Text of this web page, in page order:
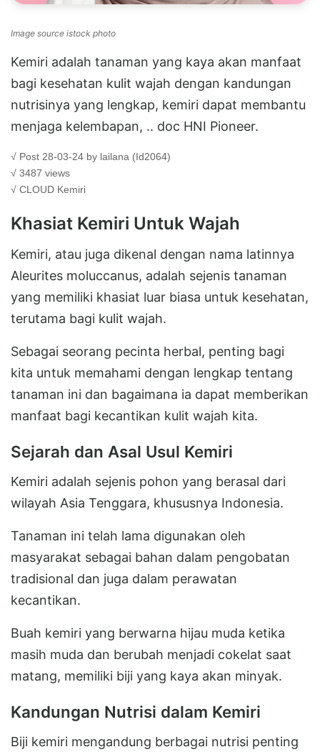
Image source istock photo
Kemiri adalah tanaman yang kaya akan manfaat
bagi kesehatan kulit wajah dengan kandungan
nutrisinya yang lengkap, kemiri dapat membantu
menjaga kelembapan, .. doc HNI Pioneer.
√ Post 28-03-24 by lailana (Id2064)
√ 3487 views
√ CLOUD Kemiri
Khasiat Kemiri Untuk Wajah
Kemiri, atau juga dikenal dengan nama latinnya
Aleurites moluccanus, adalah sejenis tanaman
yang memiliki khasiat luar biasa untuk kesehatan,
terutama bagi kulit wajah.
Sebagai seorang pecinta herbal, penting bagi
kita untuk memahami dengan lengkap tentang
tanaman ini dan bagaimana ia dapat memberikan
manfaat bagi kecantikan kulit wajah kita.
Sejarah dan Asal Usul Kemiri
Kemiri adalah sejenis pohon yang berasal dari
wilayah Asia Tenggara, khususnya Indonesia.
Tanaman ini telah lama digunakan oleh
masyarakat sebagai bahan dalam pengobatan
tradisional dan juga dalam perawatan
kecantikan.
Buah kemiri yang berwarna hijau muda ketika
masih muda dan berubah menjadi cokelat saat
matang, memiliki biji yang kaya akan minyak.
Kandungan Nutrisi dalam Kemiri
Biji kemiri mengandung berbagai nutrisi penting